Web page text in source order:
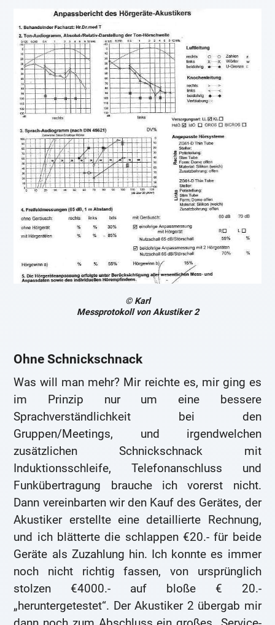
© Karl
Messprotokoll von Akustiker 2
Ohne Schnickschnack
Was will man mehr? Mir reichte es, mir ging es
im Prinzip nur um eine bessere
Sprachverständlichkeit bei den
Gruppen/Meetings, und irgendwelchen
zusätzlichen Schnickschnack mit
Induktionsschleife, Telefonanschluss und
Funkübertragung brauche ich vorerst nicht.
Dann vereinbarten wir den Kauf des Gerätes, der
Akustiker erstellte eine detaillierte Rechnung,
und ich blätterte die schlappen €20.- für beide
Geräte als Zuzahlung hin. Ich konnte es immer
noch nicht richtig fassen, von ursprünglich
stolzen €4000.- auf bloße € 20.-
„heruntergetestet“. Der Akustiker 2 übergab mir